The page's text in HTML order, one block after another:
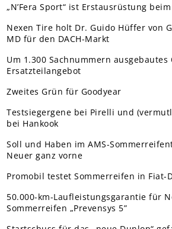
„N’Fera Sport“ ist Erstausrüstung
Nexen Tire holt Dr. Guido Hüffer von
MD für den DACH-Markt
Um 1.300 Sachnummern ausgebautes
Ersatzteilangebot
Zweites Grün für Goodyear
Testsiegergene bei Pirelli und
bei Hankook
Soll und Haben im AMS-
Neuer ganz vorne
Promobil testet Sommerreifen in Fiat-
50.000-km-Laufleistungsgarantie für
Sommerreifen „Prevensys 5”